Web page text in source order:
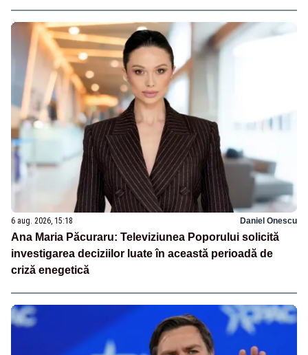
6 aug. 2026, 15:18 Daniel Onescu
Ana Maria Păcuraru: Televiziunea Poporului solicită
investigarea deciziilor luate în această perioadă de
criză enegetică